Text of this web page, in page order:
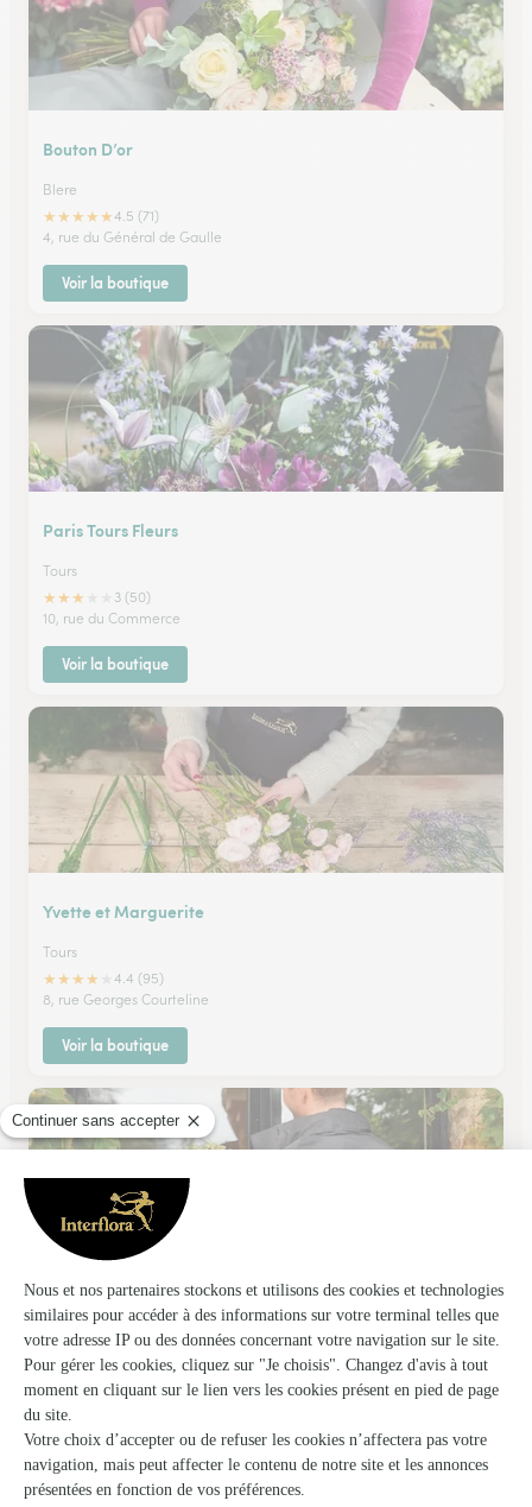
Bouton D’or
Blere
★★★★★4.5 (71)
4, rue du Général de Gaulle
Voir la boutique
Paris Tours Fleurs
Tours
★★★
3 (50)
10, rue du Commerce
Voir la boutique
Yvette et Marguerite
Tours
★★★★
4.4 (95)
8, rue Georges Courteline
Voir la boutique
La Fontaine Aux Fleurs
Chambray les Tours
★ ★★★ ★4.9 (16)
13, rue de la Mairie
Voir la boutique